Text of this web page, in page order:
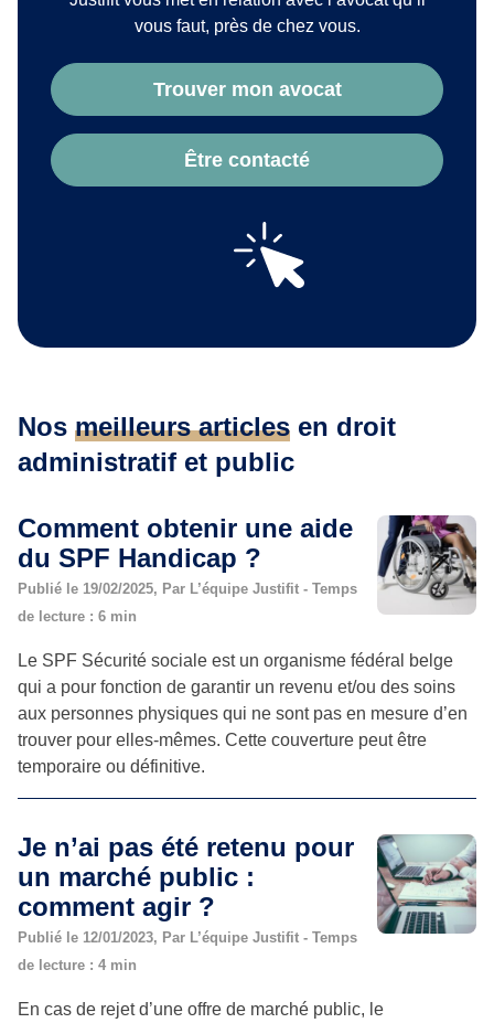
vous faut, près de chez vous.
Trouver mon avocat
Être contacté
Nos meilleurs articles en droit
administratif et public
Comment obtenir une aide
du SPF Handicap ?
Publié le 19/02/2025, Par L’équipe Justifit - Temps
de lecture : 6 min
Le SPF Sécurité sociale est un organisme fédéral belge
qui a pour fonction de garantir un revenu et/ou des soins
aux personnes physiques qui ne sont pas en mesure d’en
trouver pour elles-mêmes. Cette couverture peut être
temporaire ou définitive.
Je n’ai pas été retenu pour
un marché public :
comment agir ?
Publié le 12/01/2023, Par L’équipe Justifit - Temps
de lecture : 4 min
En cas de rejet d’une offre de marché public, le